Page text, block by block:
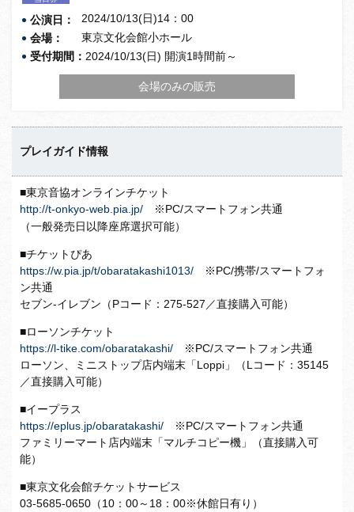
公演日：
2024/10/13(日)14：00
会場：
東京文化会館小ホール
受付期間： 2024/10/13(日) 開演1時間前～
会場のみの販売
プレイガイド情報
■東京音協オンラインチケット
http://t-onkyo-web.pia.jp/ ※PC/スマートフォン共通
（一般発売日以降座席選択可能）
■チケットぴあ
https://w.pia.jp/t/obaratakashi1013/ ※PC/携帯/スマートフォ
ン共通
セブン-イレブン（Pコード：275-527／直接購入可能）
■ローソンチケット
https://l-tike.com/obaratakashi/ ※PC/スマートフォン共通
ローソン、ミニストップ店内端末「Loppi」（Lコード：35145
／直接購入可能）
■イープラス
https://eplus.jp/obaratakashi/ ※PC/スマートフォン共通
ファミリーマート店内端末「マルチコピー機」（直接購入可
能）
■東京文化会館チケットサービス
03-5685-0650（10：00～18：00※休館日有り）